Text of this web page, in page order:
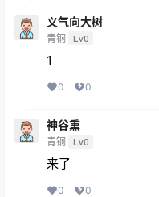
义气向大树
青铜 Lv0
1
0 0
神谷熏
青铜 Lv0
来了
0 0